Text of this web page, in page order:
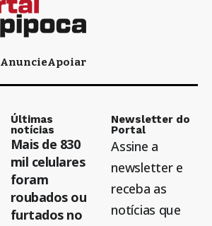
AnuncieApoiar
Últimas
notícias
Mais de 830
mil celulares
foram
roubados ou
furtados no
Newsletter do
Portal
Assine a
newsletter e
receba as
notícias que